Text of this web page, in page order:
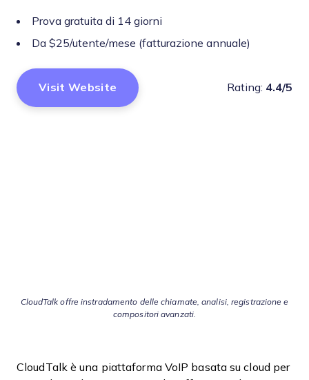
Prova gratuita di 14 giorni
Da $25/utente/mese (fatturazione annuale)
Visit Website Rating: 4.4/5
CloudTalk offre instradamento delle chiamate, analisi, registrazione e
compositori avanzati.
CloudTalk è una piattaforma VoIP basata su cloud per